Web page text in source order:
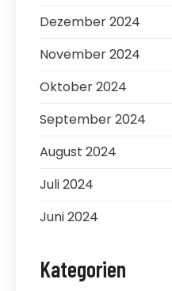
Dezember 2024
November 2024
Oktober 2024
September 2024
August 2024
Juli 2024
Juni 2024
Kategorien